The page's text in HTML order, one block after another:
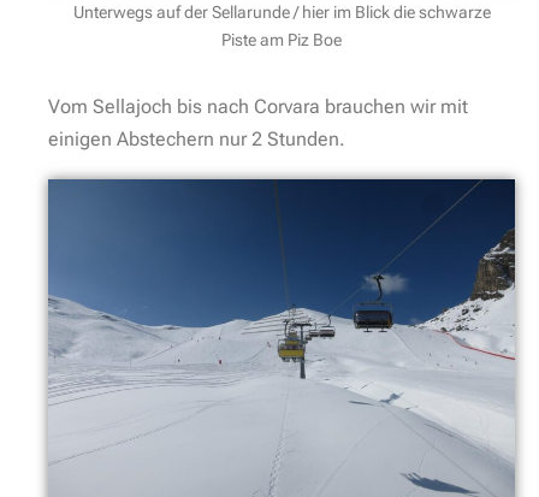
Unterwegs auf der Sellarunde / hier im Blick die schwarze
Piste am Piz Boe
Vom Sellajoch bis nach Corvara brauchen wir mit
einigen Abstechern nur 2 Stunden.